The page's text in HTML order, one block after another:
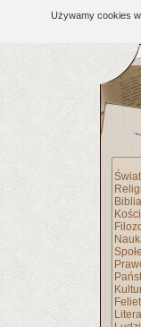
Używamy cookies
Biblia